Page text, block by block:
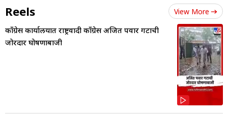
Reels View More
काँग्रेस कार्यालयात राष्ट्रवादी काँग्रेस अजित पवार गटाची
जोरदार घोषणाबाजी